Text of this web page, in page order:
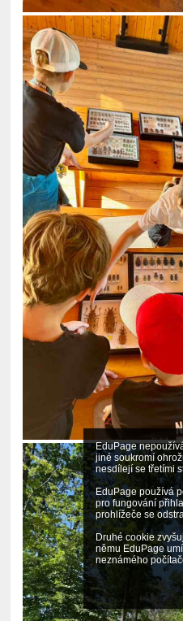
EduPage
jiné soukromí
nesdílejí se třetími
EduPage používá
pro fungování
prohlížeče se
Druhé cookie
němu EduPage
neznámého